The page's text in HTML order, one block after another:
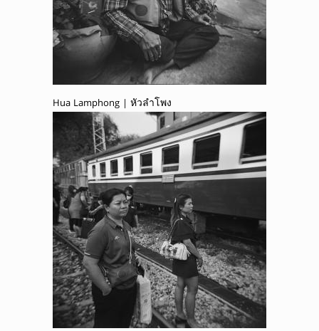
Hua Lamphong | หัวลำโพง